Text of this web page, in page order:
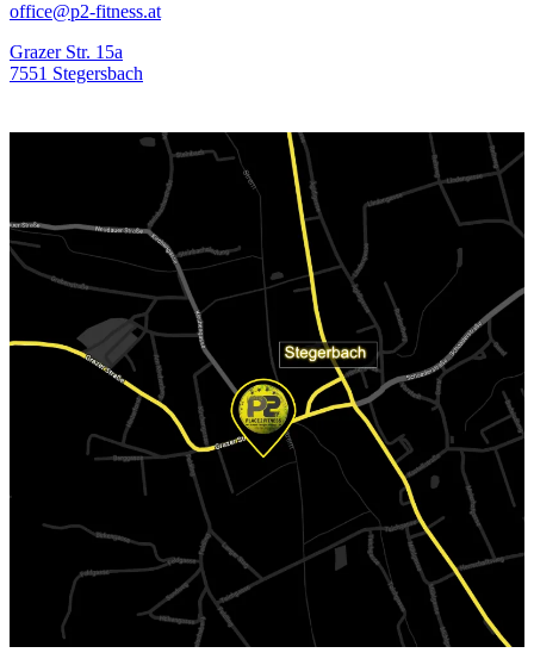
office@p2-fitness.at
Grazer Str. 15a
7551 Stegersbach